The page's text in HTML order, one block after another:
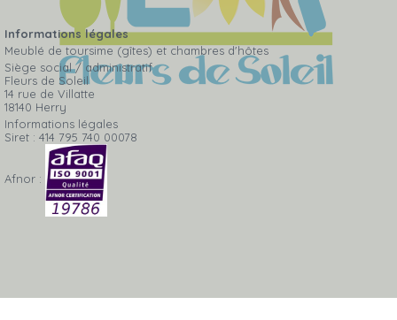
Informations légales
Meublé de toursime (gîtes) et chambres d'hôtes
Siège social / administratif
Fleurs de Soleil
14 rue de Villatte
18140 Herry
Informations légales
Siret : 414 795 740 00078
Afnor :